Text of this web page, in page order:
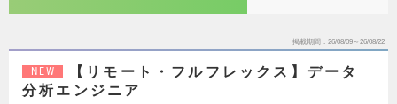
掲載期間 26/08/09～26/08/22
NEW
【リモート・フルフレックス】データ
分析エンジニア